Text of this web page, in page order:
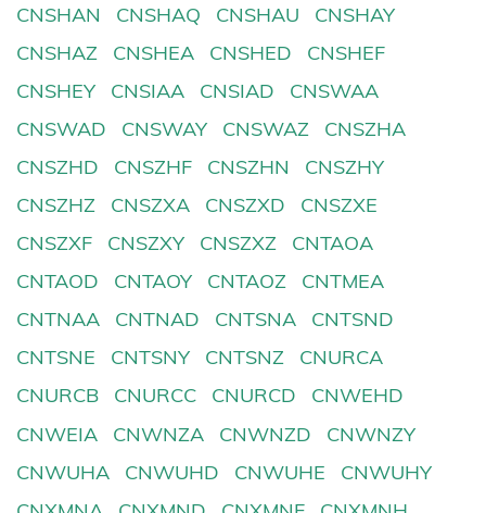
CNSHAN
CNSHAQ CNSHAU
CNSHAY
CNSHAZ
CNSHEA CNSHED
CNSHEF
CNSHEY
CNSIAA CNSIAD
CNSWAA
CNSWAD
CNSWAY CNSWAZ
CNSZHA
CNSZHD
CNSZHF CNSZHN
CNSZHY
CNSZHZ
CNSZXA CNSZXD
CNSZXE
CNSZXF
CNSZXY CNSZXZ
CNTAOA
CNTAOD
CNTAOY CNTAOZ
CNTMEA
CNTNAA
CNTNAD CNTSNA
CNTSND
CNTSNE
CNTSNY CNTSNZ
CNURCA
CNURCB
CNURCC CNURCD
CNWEHD
CNWEIA
CNWNZA CNWNZD
CNWNZY
CNWUHA
CNWUHD CNWUHE
CNWUHY